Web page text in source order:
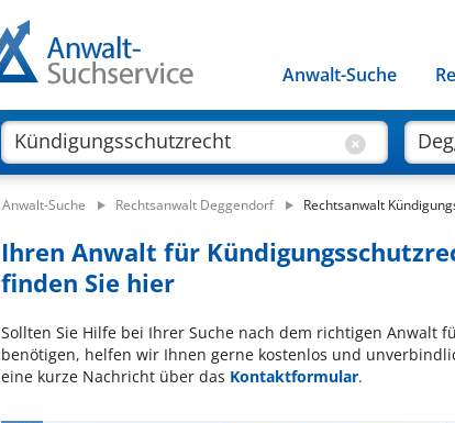
Anwalt-Suche
Anwalt-Suche Rechtsanwalt Deggendorf Rechtsanwalt
Ihren Anwalt für
finden Sie hier
Sollten Sie Hilfe bei Ihrer Suche nach dem richtigen Anwalt
benötigen, helfen wir Ihnen gerne kostenlos und
eine kurze Nachricht über das Kontaktformular.